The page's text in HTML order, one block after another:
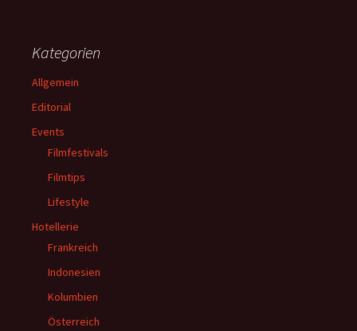
Kategorien
Allgemein
Editorial
Events
Filmfestivals
Filmtips
Lifestyle
Hotellerie
Frankreich
Indonesien
Kolumbien
Österreich